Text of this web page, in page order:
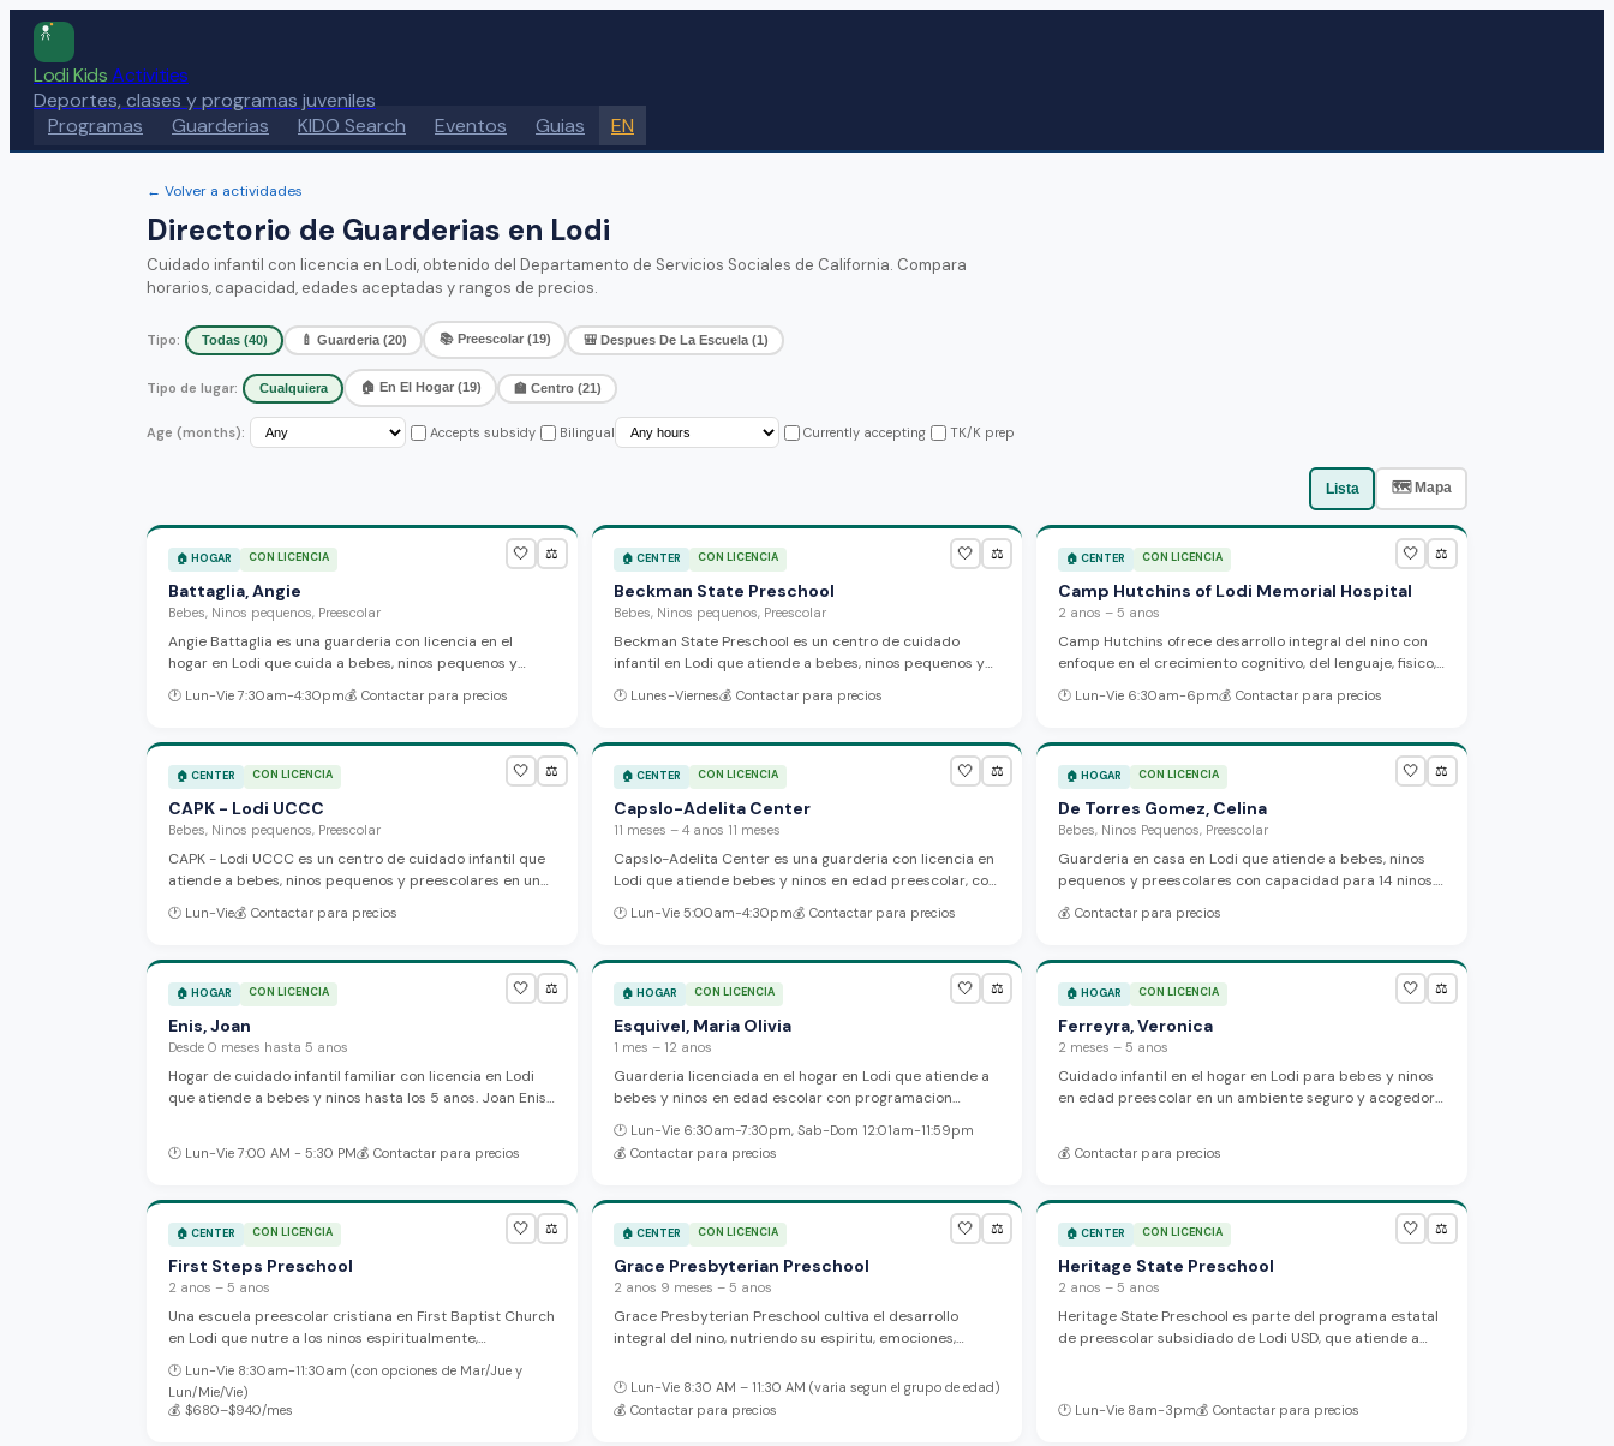
Lodi KidsActivities
Deportes, clases y programas juveniles
Programas
Guarderias KIDO Search Eventos Guias EN
← Volver a actividades
Directorio de Guarderias en Lodi
Cuidado infantil con licencia en Lodi, obtenido del Departamento de Servicios Sociales de California. Compara
horarios, capacidad, edades aceptadas y rangos de precios.
Tipo: Todas(40) 🍼 Guarderia(20) 📚 Preescolar(19) 🎒 Despues De La Escuela(1)
Tipo de lugar: Cualquiera 🏠 En El Hogar(19) 🏫 Centro(21)
Age (months): Accepts subsidy Bilingual Currently accepting TK/K prep
Lista 🗺 Mapa
🤍 ⚖️
🏠 HOGAR CON LICENCIA
Battaglia, Angie
Bebes, Ninos pequenos, Preescolar
Angie Battaglia es una guarderia con licencia en el
hogar en Lodi que cuida a bebes, ninos pequenos y
preescolares. La proveedora ofrece un ambiente seguro
y cariñoso con atencion personalizada y actividades
cada nino.
🕐 Lun-Vie 7:30am-4:30pm💰 Contactar para precios
🤍 ⚖️
🏠 CENTER CON LICENCIA
Beckman State Preschool
Bebes, Ninos pequenos, Preescolar
Beckman State Preschool es un centro de cuidado
infantil en Lodi que atiende a bebes, ninos pequenos y
preescolares en un ambiente seguro y amoroso. El
programa ofrece actividades educativas y recreativas
con cuidado personalizado.
🕐 Lunes-Viernes💰 Contactar para precios
🤍 ⚖️
🏠CENTER CON LICENCIA
Camp Hutchins of Lodi Memorial Hospital
2 anos – 5 anos
Camp Hutchins ofrece desarrollo integral del nino con
enfoque en el crecimiento cognitivo, del lenguaje, fisico,
social y emocional a traves del aprendizaje creativo y
practico. El centro abre de lunes a viernes de 6:30am a
🕐 Lun-Vie 6:30am-6pm💰Contactar para precios
🤍 ⚖️
🏠 CENTER CON LICENCIA
CAPK - Lodi UCCC
Bebes, Ninos pequenos, Preescolar
CAPK - Lodi UCCC es un centro de cuidado infantil que
atiende a bebes, ninos pequenos y preescolares en un
ambiente acogedor con actividades educativas y
recreativas diseñadas especialmente para las
🕐 Lun-Vie💰 Contactar para precios
🤍 ⚖️
🏠 CENTER CON LICENCIA
Capslo-Adelita Center
11 meses – 4 anos 11 meses
Capslo-Adelita Center es una guarderia con licencia en
Lodi que atiende bebes y ninos en edad preescolar, con
horarios flexibles de tiempo completo y medio tiempo, y
apoyo bilingue en ingles y espanol.
🕐 Lun-Vie 5:00am-4:30pm💰 Contactar para precios
🤍 ⚖️
🏠HOGAR CON LICENCIA
De Torres Gomez, Celina
Bebes, Ninos Pequenos, Preescolar
Guarderia en casa en Lodi que atiende a bebes, ninos
pequenos y preescolares con capacidad para 14 ninos.
La proveedora se enfoca en crear un ambiente seguro y
estimulante donde cada nino recibe cuidado
💰Contactar para precios
🤍 ⚖️
🏠 HOGAR CON LICENCIA
Enis, Joan
Desde 0 meses hasta 5 anos
Hogar de cuidado infantil familiar con licencia en Lodi
que atiende a bebes y ninos hasta los 5 anos. Joan Enis
🕐 Lun-Vie 7:00 AM - 5:30 PM💰 Contactar para precios
🤍 ⚖️
🏠 HOGAR CON LICENCIA
Esquivel, Maria Olivia
1 mes – 12 anos
Guarderia licenciada en el hogar en Lodi que atiende a
bebes y ninos en edad escolar con programacion
El personal esta certificado en CPR y primeros auxilios,
con espacio para jugar al aire libre y un ambiente
🕐 Lun-Vie 6:30am-7:30pm, Sab-Dom 12:01am-11:59pm
💰 Contactar para precios
🤍 ⚖️
🏠HOGAR CON LICENCIA
Ferreyra, Veronica
2 meses – 5 anos
Cuidado infantil en el hogar en Lodi para bebes y ninos
en edad preescolar en un ambiente seguro y acogedor.
💰Contactar para precios
🤍 ⚖️
🏠 CENTER CON LICENCIA
First Steps Preschool
2 anos – 5 anos
Una escuela preescolar cristiana en First Baptist Church
en Lodi que nutre a los ninos espiritualmente,
basado en el juego y el arte. Los programas funcionan 2-
5 dias por semana en horarios matutinos.
🕐 Lun-Vie 8:30am-11:30am (con opciones de Mar/Jue y
Lun/Mie/Vie)
💰 $680–$940/mes
🤍 ⚖️
🏠 CENTER CON LICENCIA
Grace Presbyterian Preschool
2 anos 9 meses – 5 anos
Grace Presbyterian Preschool cultiva el desarrollo
integral del nino, nutriendo su espiritu, emociones,
aprendizaje basado en juego dentro de un ambiente
cristiano. El programa recibe ninos de 2¾ a 5 anos, sirve
comidas y fomenta la creatividad y el desarrollo
🕐 Lun-Vie 8:30 AM – 11:30 AM (varia segun el grupo de edad)
💰 Contactar para precios
🤍 ⚖️
🏠CENTER CON LICENCIA
Heritage State Preschool
2 anos – 5 anos
Heritage State Preschool es parte del programa estatal
de preescolar subsidiado de Lodi USD, que atiende a
involucramiento de los padres, con altos estandares de
licencia y un excelente historial de cumplimiento.
🕐 Lun-Vie 8am-3pm💰Contactar para precios